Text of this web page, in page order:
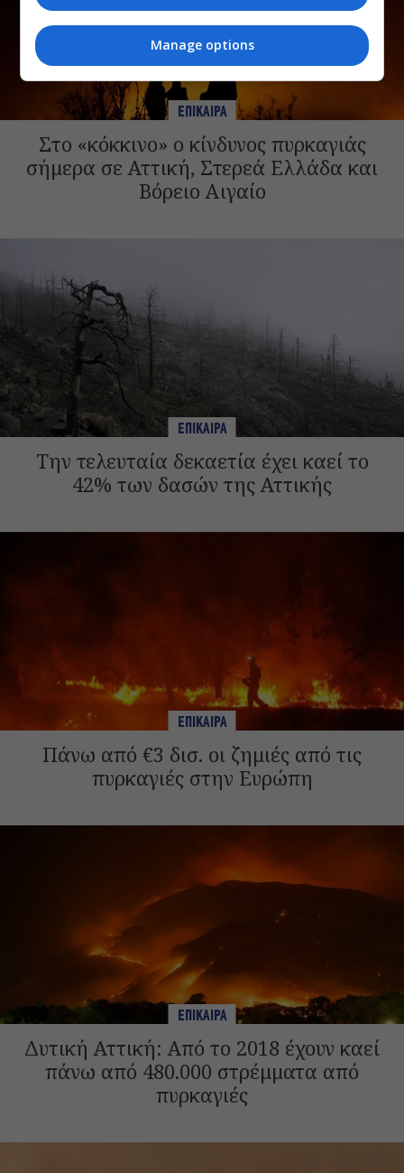
ΕΠΙΚΑΙΡΑ
Στο «κόκκινο» ο κίνδυνος πυρκαγιάς
σήμερα σε Αττική, Στερεά Ελλάδα και
Βόρειο Αιγαίο
ΕΠΙΚΑΙΡΑ
Την τελευταία δεκαετία έχει καεί το
42% των δασών της Αττικής
ΕΠΙΚΑΙΡΑ
Πάνω από €3 δισ. οι ζημιές από τις
πυρκαγιές στην Ευρώπη
ΕΠΙΚΑΙΡΑ
Δυτική Αττική: Από το 2018 έχουν καεί
πάνω από 480.000 στρέμματα από
πυρκαγιές
Manage options